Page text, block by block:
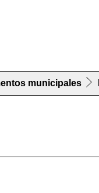
municipales